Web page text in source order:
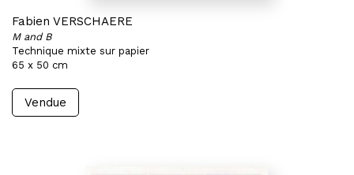
Fabien VERSCHAERE
M and B
Technique mixte sur papier
65 x 50 cm
Vendue